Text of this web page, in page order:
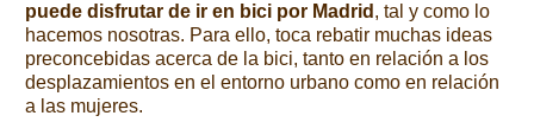
puede disfrutar de ir en bici por Madrid , tal y como lo
hacemos nosotras. Para ello, toca rebatir muchas ideas
preconcebidas acerca de la bici, tanto en relación a los
desplazamientos en el entorno urbano como en relación
a las mujeres.